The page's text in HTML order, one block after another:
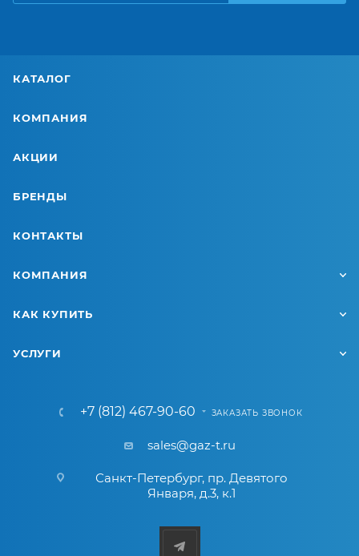
КАТАЛОГ
КОМПАНИЯ
АКЦИИ
БРЕНДЫ
КОНТАКТЫ
КОМПАНИЯ
КАК КУПИТЬ
УСЛУГИ
+7 (812) 467-90-60 ЗАКАЗАТЬ ЗВОНОК
sales@gaz-t.ru
Санкт-Петербург, пр. Девятого
Января, д.3, к.1